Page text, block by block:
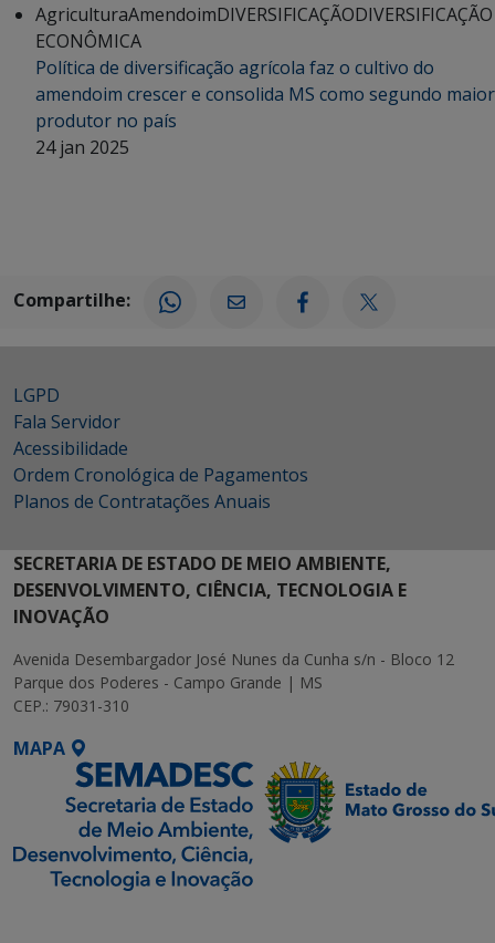
AgriculturaAmendoimDIVERSIFICAÇÃODIVERSIFICAÇÃO
ECONÔMICA
Política de diversificação agrícola faz o cultivo do
amendoim crescer e consolida MS como segundo maior
produtor no país
24 jan 2025
Compartilhe:
LGPD
Fala Servidor
Acessibilidade
Ordem Cronológica de Pagamentos
Planos de Contratações Anuais
SECRETARIA DE ESTADO DE MEIO AMBIENTE,
DESENVOLVIMENTO, CIÊNCIA, TECNOLOGIA E
INOVAÇÃO
Avenida Desembargador José Nunes da Cunha s/n - Bloco 12
Parque dos Poderes - Campo Grande | MS
CEP.: 79031-310
MAPA